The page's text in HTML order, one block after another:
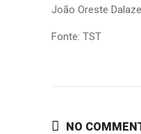
João Oreste
Fonte: TST
NO